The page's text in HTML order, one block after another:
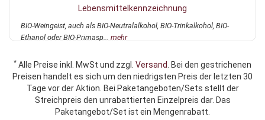
Lebensmittelkennzeichnung
BIO-Weingeist, auch als BIO-Neutralalkohol, BIO-Trinkalkohol, BIO-
Ethanol oder BIO-Primasp... mehr
* Alle Preise inkl. MwSt und zzgl. Versand. Bei den gestrichenen
Preisen handelt es sich um den niedrigsten Preis der letzten 30
Tage vor der Aktion. Bei Paketangeboten/Sets stellt der
Streichpreis den unrabattierten Einzelpreis dar. Das
Paketangebot/Set ist ein Mengenrabatt.